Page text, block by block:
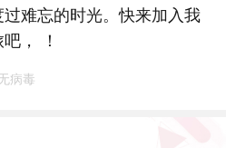
难忘的时光。快来加入我
， ！
病毒